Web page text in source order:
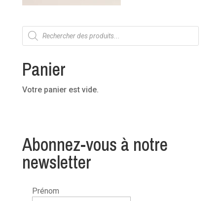
Recherche
de
produits
Panier
Votre panier est vide.
Abonnez-vous à notre
newsletter
Prénom